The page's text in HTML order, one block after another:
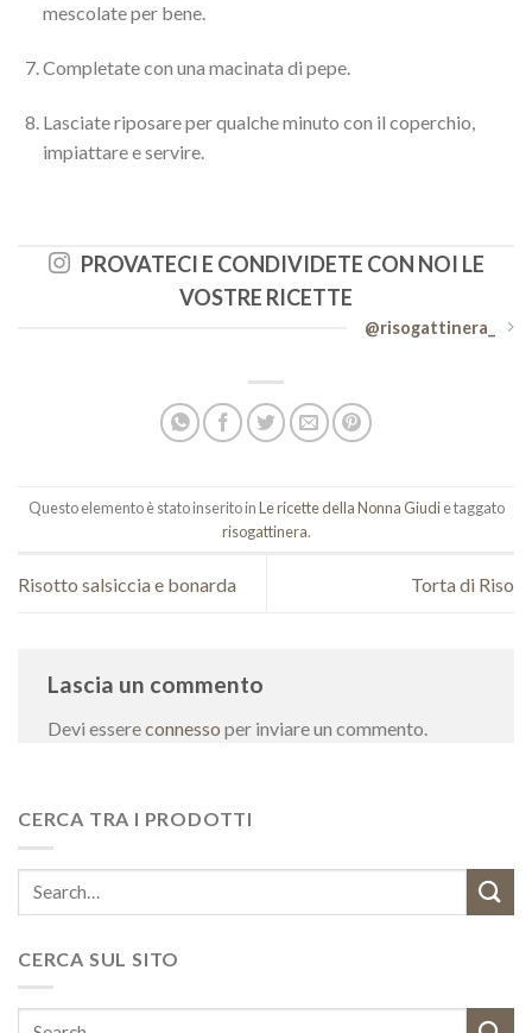
mescolate per bene.
Completate con una macinata di pepe.
Lasciate riposare per qualche minuto con il coperchio,
impiattare e servire.
PROVATECI E CONDIVIDETE CON NOI LE
VOSTRE RICETTE
@risogattinera_
Questo elemento è stato inserito inLe ricette della Nonna Giudie taggato
risogattinera.
Risotto salsiccia e bonarda Torta di Riso
Lascia un commento
Devi essereconnesso per inviare un commento.
CERCA TRA I PRODOTTI
Search
CERCA SUL SITO